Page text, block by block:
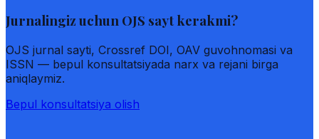
Jurnalingiz uchun OJS sayt kerakmi?
OJS jurnal sayti, Crossref DOI, OAV guvohnomasi va
ISSN — bepul konsultatsiyada narx va rejani birga
aniqlaymiz.
Bepul konsultatsiya olish